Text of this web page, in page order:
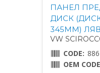
ПАНЕЛ
ДИСК
345MM) ЛЯВ
VW
CODE:
OEM